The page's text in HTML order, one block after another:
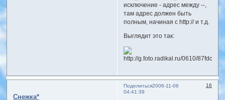
исключение - адрес между --,
там адрес должен быть
полным, начиная с http:// и т.д.
Выглядит это так:
Поделиться 16
2006-11-06
04:41:39
Снежка*